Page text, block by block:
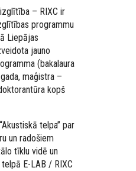
– RIXC ir
programmu
Liepājas
jauno
(bakalaura
maģistra –
kopš
telpa” par
un radošiem
tīklu vidē un
E-LAB / RIXC